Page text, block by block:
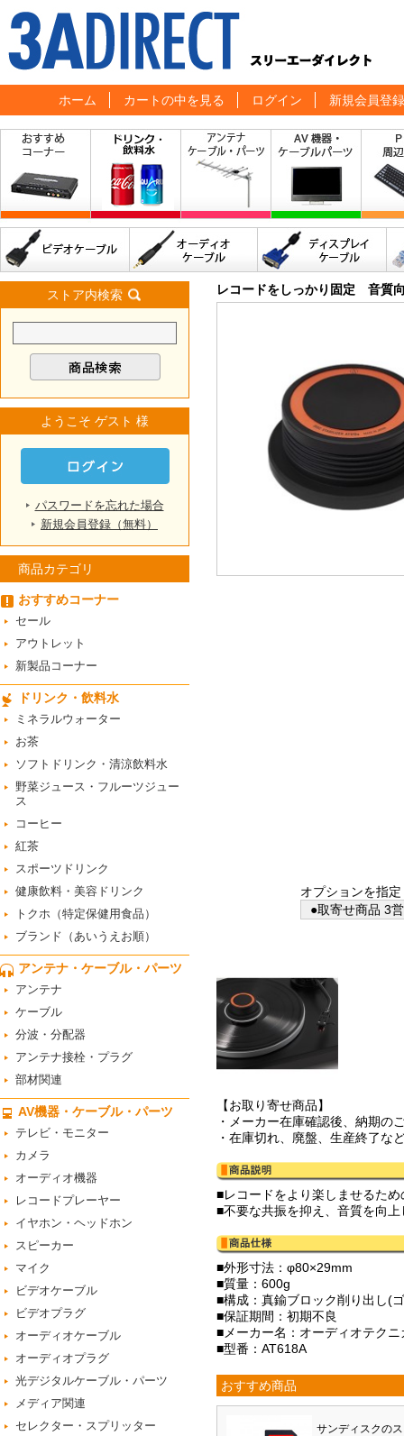
ホーム カートの中を見る ログイン 新規会員登録
ストア内検索
ようこそ ゲスト 様
パスワードを忘れた場合
新規会員登録（無料）
商品カテゴリ
おすすめコーナー
セール
アウトレット
新製品コーナー
ドリンク・飲料水
ミネラルウォーター
お茶
ソフトドリンク・清涼飲料水
野菜ジュース・フルーツジュー
ス
コーヒー
紅茶
スポーツドリンク
健康飲料・美容ドリンク
トクホ（特定保健用食品）
ブランド（あいうえお順）
アンテナ・ケーブル・パーツ
アンテナ
ケーブル
分波・分配器
アンテナ接栓・プラグ
部材関連
AV機器・ケーブル・パーツ
テレビ・モニター
カメラ
オーディオ機器
レコードプレーヤー
イヤホン・ヘッドホン
スピーカー
マイク
ビデオケーブル
ビデオプラグ
オーディオケーブル
オーディオプラグ
光デジタルケーブル・パーツ
メディア関連
セレクター・スプリッター
レコードをしっかり固定 音質
オプションを指
●取寄せ商品 3
【お取り寄せ商品】
・メーカー在庫確認後、納期の
・在庫切れ、廃盤、生産終了な
■レコードをより楽しませるた
■不要な共振を抑え、音質を向上
■外形寸法：φ80×29mm
■質量：600g
■構成：真鍮ブロック削り出し(
■保証期間：初期不良
■メーカー名：オーディオテク
■型番：AT618A
おすすめ商品
サンディスクの